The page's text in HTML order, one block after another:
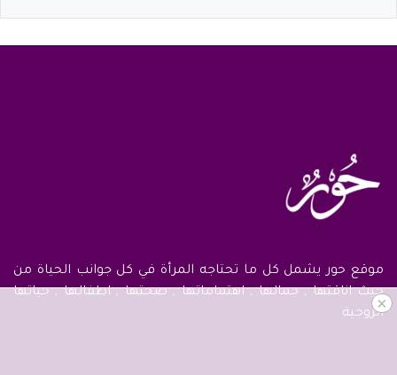
×
موقع حور يشمل كل ما تحتاجه المرأة في كل جوانب الحياة من
حيث اناقتها , جمالها , اهتماماتها , صحتها , اطفالها , حياتها
الزوجية